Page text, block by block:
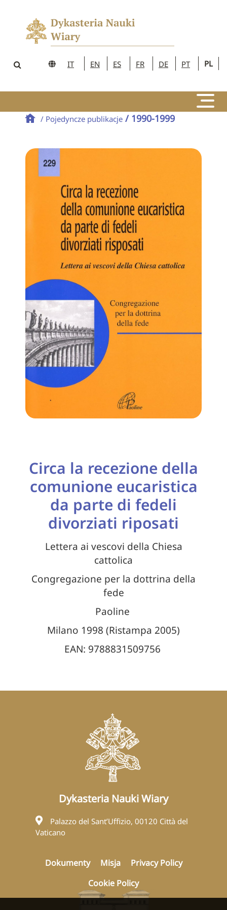
IT EN ES FR DE PT PL
/ Pojedyncze publikacje / 1990-1999
Circa la recezione della
comunione eucaristica
da parte di fedeli
divorziati riposati
Lettera ai vescovi della Chiesa
cattolica
Congregazione per la dottrina della
fede
Paoline
Milano 1998 (Ristampa 2005)
EAN: 9788831509756
Dykasteria Nauki Wiary
Palazzo del Sant’Uffizio, 00120 Città del
Vaticano
Dokumenty Misja
Privacy Policy
Cookie Policy